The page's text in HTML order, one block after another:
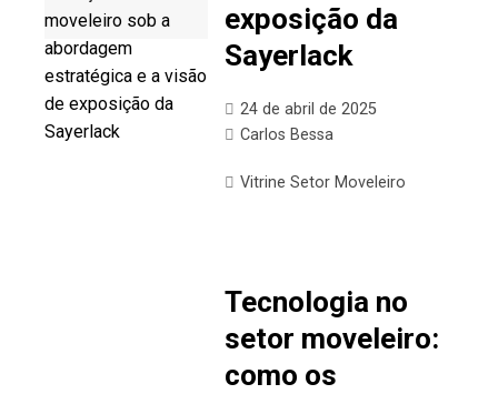
exposição da
Sayerlack
24 de abril de 2025
Carlos Bessa
Vitrine Setor Moveleiro
Tecnologia no
setor moveleiro:
como os